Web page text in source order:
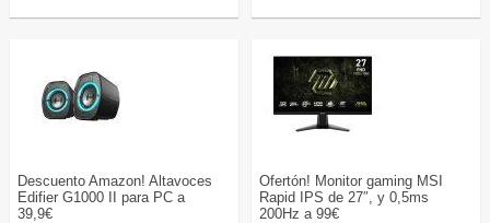
Descuento Amazon! Altavoces
Edifier G1000 II para PC a
39,9€
Ofertón! Monitor gaming MSI
Rapid IPS de 27″, y 0,5ms
200Hz a 99€